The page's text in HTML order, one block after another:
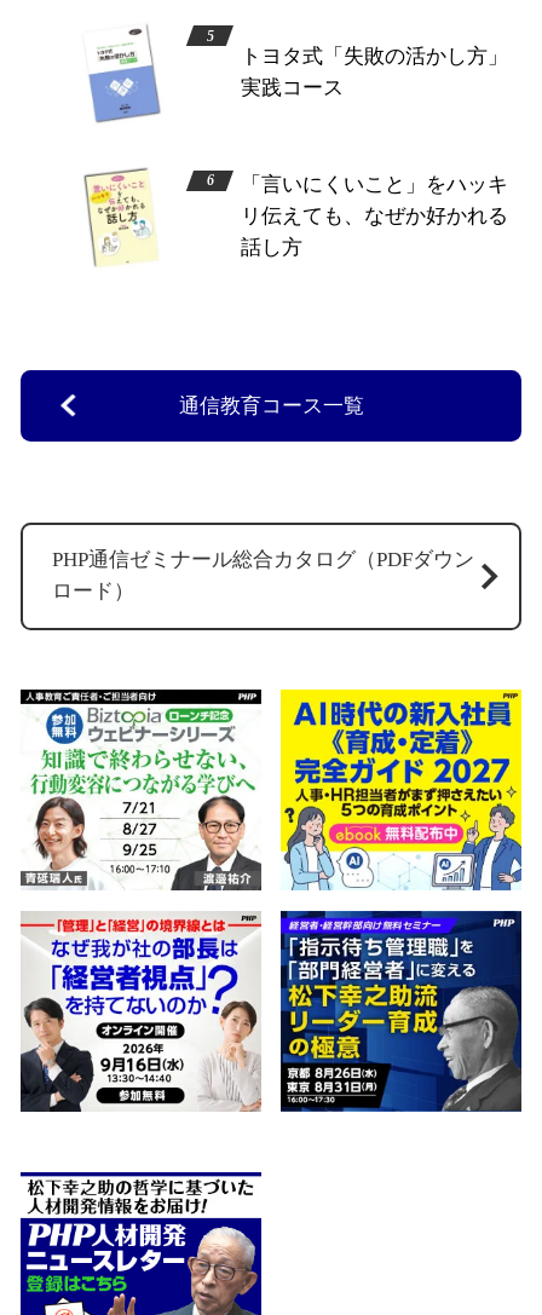
トヨタ式「失敗の活かし方」
実践コース
「言いにくいこと」をハッキ
リ伝えても、なぜか好かれる
話し方
通信教育コース一覧
PHP通信ゼミナール総合カタログ（PDFダウン
ロード）